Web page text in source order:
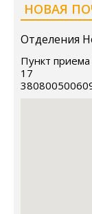
НОВАЯ
Отделения
Пункт
17